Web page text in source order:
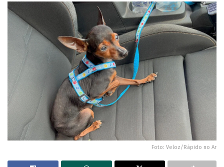
Foto: Veloz/Rápido no Ar